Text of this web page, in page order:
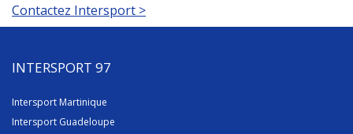
Contactez Intersport >
INTERSPORT 97
Intersport Martinique
Intersport Guadeloupe